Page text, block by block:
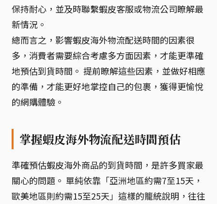
保持耐心，並及時聯繫蝦皮客服或物流公司瞭解最
新情況。
總而言之，影響蝦皮海外物流配送時間的因素很
多，消費者需要綜合考慮多方面因素，才能更準確
地預估到貨時間。 提前瞭解這些因素，並做好相應
的準備，才能更好地掌控自己的包裹，獲得更愉悅
的網購體驗。
掌握蝦皮海外物流配送時間預估
準確預估蝦皮海外商品的到貨時間，是許多買家最
關心的問題。 單純依靠「亞洲地區約需7至15天，
歐美地區則約需15至25天」這樣的籠統說明，往往